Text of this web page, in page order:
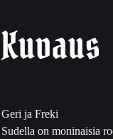
Kuvaus
Geri ja Freki
Sudella on moninaisia